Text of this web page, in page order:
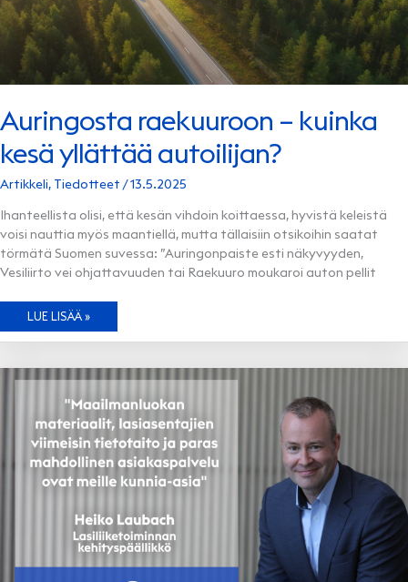
Auringosta raekuuroon – kuinka
kesä yllättää autoilijan?
Artikkeli, Tiedotteet /13.5.2025
Ihanteellista olisi, että kesän vihdoin koittaessa, hyvistä keleistä
voisi nauttia myös maantiellä, mutta tällaisiin otsikoihin saatat
törmätä Suomen suvessa: ”Auringonpaiste esti näkyvyyden,
Vesiliirto vei ohjattavuuden tai Raekuuro moukaroi auton pellit
AURINGOSTA
–
LUE LISÄÄ »